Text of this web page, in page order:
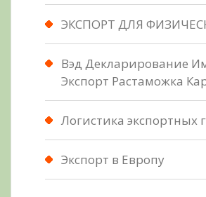
ЭКСПОРТ ДЛЯ
Вэд Декларирование
Экспорт Растаможка
Логистика экспортных
Экспорт в Европу